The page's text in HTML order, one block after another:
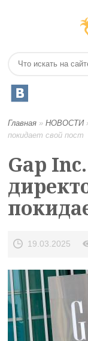
Главная »НОВОСТИ
покидает свой пост
Gap
19.03.2025